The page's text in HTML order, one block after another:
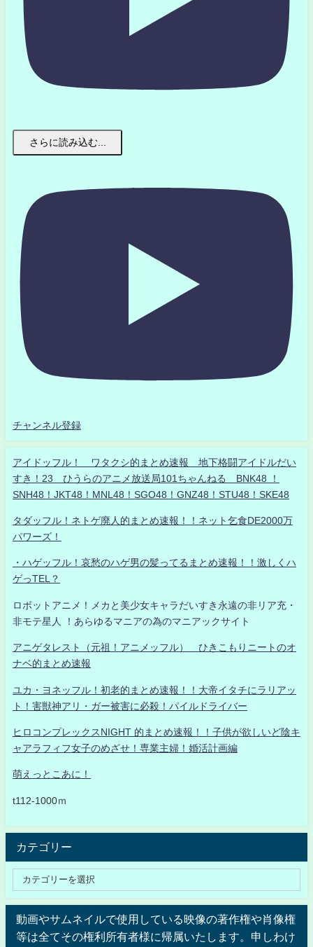
さらに読み込む...
チャンネル登録
アイドッフル！ ワタクシ的まとめ速報 地下格闘アイドルだい
すき！23 ひうらのアニメ放送局101ちゃんねる BNK48 ！
SNH48！JKT48！MNL48！SGO48！GNZ48！STU48！SKE48
タダッフル！ネトゲ廃人的まとめ速報！！ネット乞食DE2000万
パワーズ！
・ハゲッフル！哀愁のハゲ男の髪ってるまとめ速報！！激しくハ
ゲっTEL？
ロボットアニメ！メカと美少女キャラだいすき永遠の非リア充・
非モテ星人 ！あらゆるマニアの為のマニアックサイト
アニゲタレスト（元祖！アニメッフル） ひきこもりニートのオ
ナベ的まとめ速報
ユカ・ヨネッフル！初老的まとめ速報！！大帝イタチにラリアッ
ト！害獣神アリ・ガー被害に必殺！パイルドライバー
ヒロコンプレックスNIGHT 的まとめ速報！！子供が欲しいど陰キ
ャアラフィフ女子のめざせ！専業主婦！婚活計画編
萌えっとこあに！
t112-1000ｍ
カテゴリー
動画やサムネイルで使用している映像の著作権や肖像権
等は全てその権利所有者様に帰属いたします。申しわけ